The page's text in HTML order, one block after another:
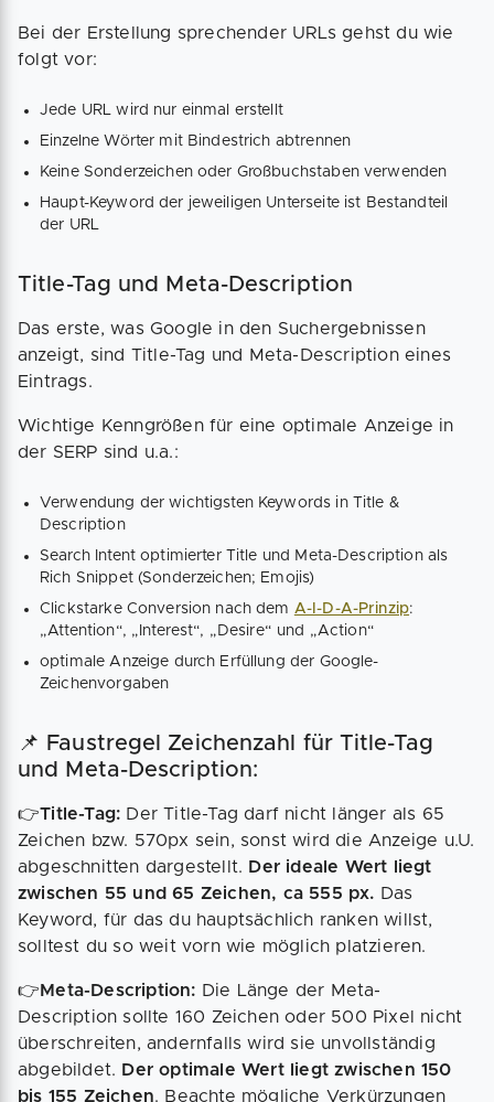
Bei der Erstellung sprechender URLs gehst du wie
folgt vor:
Jede URL wird nur einmal erstellt
Einzelne Wörter mit Bindestrich abtrennen
Keine Sonderzeichen oder Großbuchstaben verwenden
Haupt-Keyword der jeweiligen Unterseite ist Bestandteil
der URL
Title-Tag und Meta-Description
Das erste, was Google in den Suchergebnissen
anzeigt, sind Title-Tag und Meta-Description eines
Eintrags.
Wichtige Kenngrößen für eine optimale Anzeige in
der SERP sind u.a.:
Verwendung der wichtigsten Keywords in Title &
Description
Search Intent optimierter Title und Meta-Description als
Rich Snippet (Sonderzeichen; Emojis)
Clickstarke Conversion nach dem A-I-D-A-Prinzip:
„Attention“, „Interest“, „Desire“ und „Action“
optimale Anzeige durch Erfüllung der Google-
Zeichenvorgaben
📌 Faustregel Zeichenzahl für Title-Tag
und Meta-Description:
👉Title-Tag: Der Title-Tag darf nicht länger als 65
Zeichen bzw. 570px sein, sonst wird die Anzeige u.U.
abgeschnitten dargestellt. Der ideale Wert liegt
zwischen 55 und 65 Zeichen, ca 555 px. Das
Keyword, für das du hauptsächlich ranken willst,
solltest du so weit vorn wie möglich platzieren.
👉 Meta-Description: Die Länge der Meta-
Description sollte 160 Zeichen oder 500 Pixel nicht
überschreiten, andernfalls wird sie unvollständig
abgebildet. Der optimale Wert liegt zwischen 150
bis 155 Zeichen. Beachte mögliche Verkürzungen